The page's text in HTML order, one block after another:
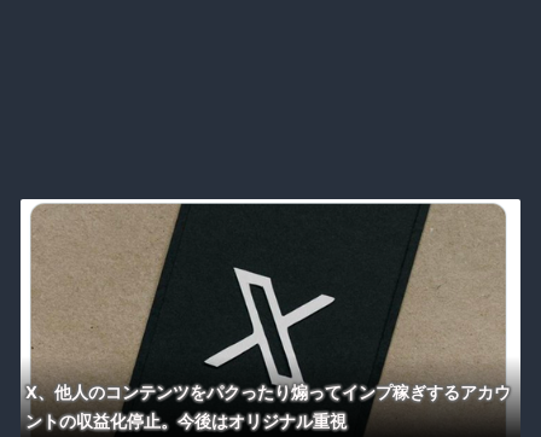
X、他人のコンテンツをパクったり煽ってインプ稼ぎするアカウ
ントの収益化停止。今後はオリジナル重視